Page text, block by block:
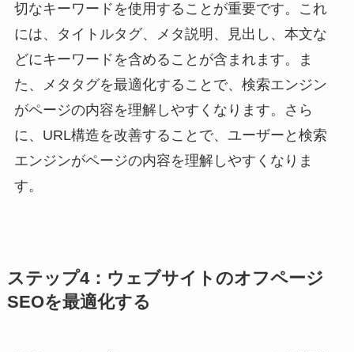
切なキーワードを使用することが重要です。これ
には、タイトルタグ、メタ説明、見出し、本文な
どにキーワードを含めることが含まれます。ま
た、メタタグを最適化することで、検索エンジン
がページの内容を理解しやすくなります。さら
に、URL構造を改善することで、ユーザーと検索
エンジンがページの内容を理解しやすくなりま
す。
ステップ4：ウェブサイトのオフページ
SEOを最適化する